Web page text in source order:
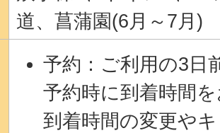
道、菖蒲園(6月～7月)
予約：ご利用の3日
予約時に到着時間
到着時間の変更や